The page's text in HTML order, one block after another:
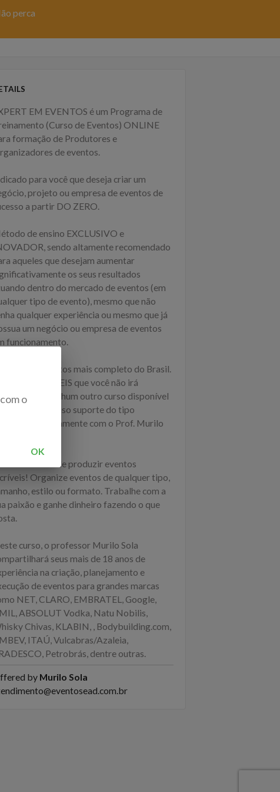
perca
EM EVENTOS é um Programa de
(Curso de Eventos) ONLINE
formação de Produtores e
de eventos.
para você que deseja criar um
projeto ou empresa de eventos de
a partir DO ZERO.
de ensino EXCLUSIVO e
sendo altamente recomendado
aqueles que desejam aumentar
os seus resultados
dentro do mercado de eventos (em
tipo de evento), mesmo que não
qualquer experiência ou mesmo que já
um negócio ou empresa de eventos
funcionamento.
Curso de Eventos mais completo do Brasil.
INCRÍVEIS que você não irá
em nenhum outro curso disponível
mercado. Incluso suporte do tipo
diretamente com o Prof. Murilo
o sonho de produzir eventos
Organize eventos de qualquer tipo,
estilo ou formato. Trabalhe com a
paixão e ganhe dinheiro fazendo o que
curso, o professor Murilo Sola
seus mais de 18 anos de
na criação, planejamento e
de eventos para grandes marcas
NET, CLARO, EMBRATEL, Google,
ABSOLUT Vodka, Natu Nobilis,
Chivas, KLABIN, , Bodybuilding.com,
ITAÚ, Vulcabras/Azaleia,
Petrobrás, dentre outras.
by Murilo Sola
o
OK